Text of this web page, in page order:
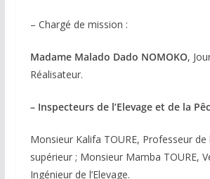
– Chargé de mission :
Madame Malado Dado NOMOKO,
Réalisateur.
– Inspecteurs de l’Elevage et de la
Monsieur Kalifa TOURE, Professeur de
supérieur ; Monsieur Mamba TOURE,
Ingénieur de l’Elevage.